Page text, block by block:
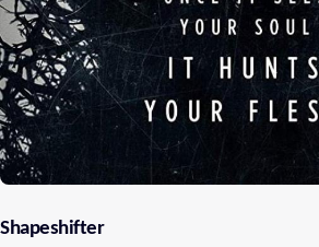
Shapeshifter